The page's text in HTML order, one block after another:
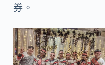
券。